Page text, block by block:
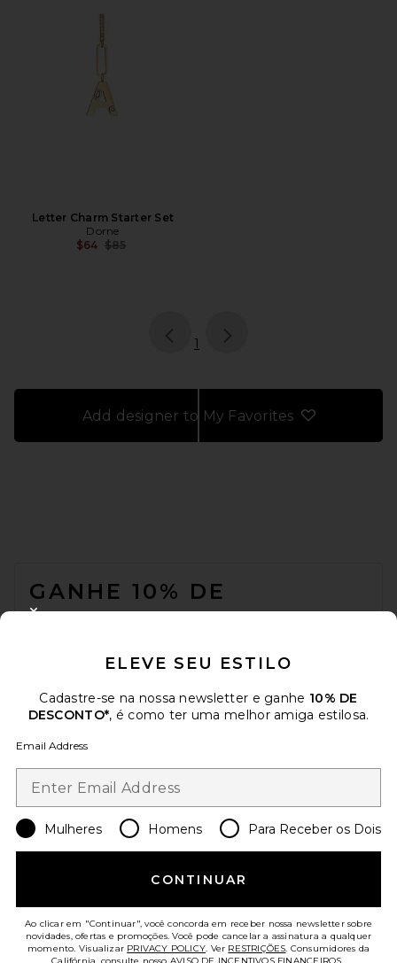
Letter Charm Starter Set
Dorne
$64 Previous price:
$85
page
1
Add designer to My Favorites
GANHE 10% DE
DESCONTO
Opte por sair a qualquer momento.
Política de Privacidade
Email Address
Sign Up
Change Country Regions
USD
AJUDE-NOS A MELHORAR!
Responda uma rápida pesquisa sobre seu acesso.Vamos lá!
ATENDIMENTO AO CLIENTE
ELEVE SEU ESTILO
Cadastre-se na nossa newsletter e ganhe 10% DE
DESCONTO*, é como ter uma melhor amiga estilosa.
Email Address
Mulheres Homens Para Receber os Dois
CONTINUAR
Ao clicar em "Continuar", você concorda em receber nossa newsletter sobre
novidades, ofertas e promoções. Você pode cancelar a assinatura a qualquer
momento. Visualizar PRIVACY POLICY. Ver RESTRIÇÕES. Consumidores da